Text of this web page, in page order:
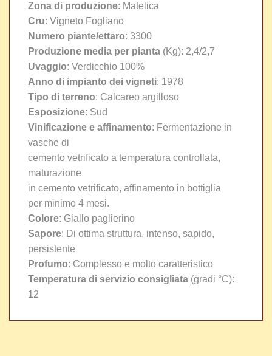
Zona di produzione: Matelica
Cru: Vigneto Fogliano
Numero piante/ettaro: 3300
Produzione media per pianta (Kg): 2,4/2,7
Uvaggio: Verdicchio 100%
Anno di impianto dei vigneti: 1978
Tipo di terreno: Calcareo argilloso
Esposizione: Sud
Vinificazione e affinamento: Fermentazione in
vasche di
cemento vetrificato a temperatura controllata,
maturazione
in cemento vetrificato, affinamento in bottiglia
per minimo 4 mesi.
Colore: Giallo paglierino
Sapore: Di ottima struttura, intenso, sapido,
persistente
Profumo: Complesso e molto caratteristico
Temperatura di servizio consigliata (gradi °C):
12